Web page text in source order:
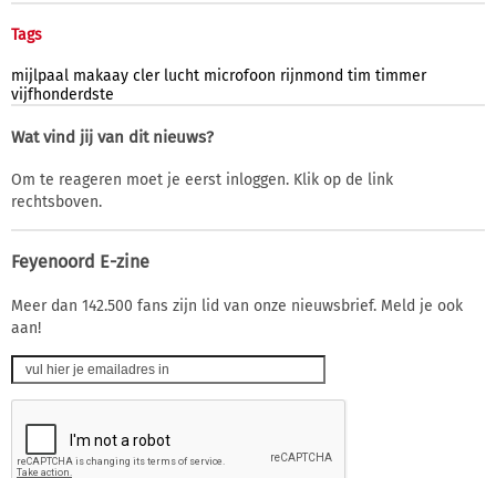
Tags
mijlpaal makaay cler lucht microfoon rijnmond tim timmer
vijfhonderdste
Wat vind jij van dit nieuws?
Om te reageren moet je eerst inloggen. Klik op de link
rechtsboven.
Feyenoord E-zine
Meer dan 142.500 fans zijn lid van onze nieuwsbrief. Meld je ook
aan!